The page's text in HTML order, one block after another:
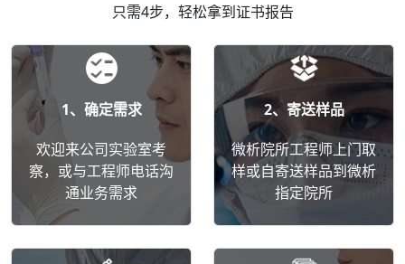
只需4步，轻松拿到证书报告
1、确定需求
欢迎来公司实验室考
察，或与工程师电话沟
通业务需求
2、寄送样品
微析院所工程师上门取
样或自寄送样品到微析
指定院所